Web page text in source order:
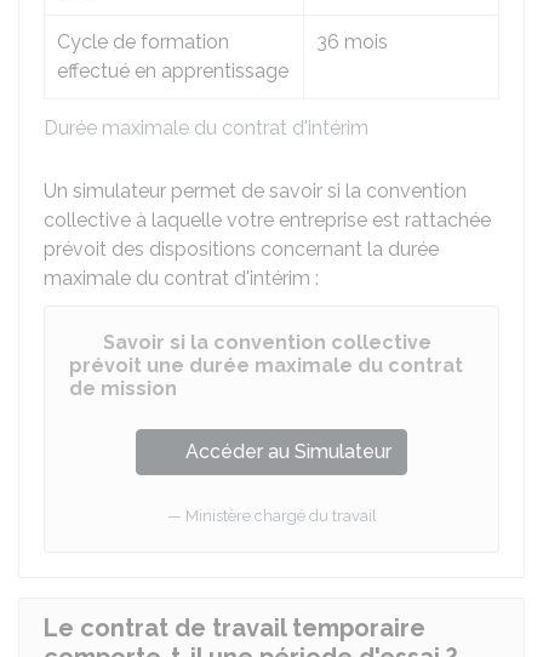
Durée maximale du contrat d'intérim
Cycle de formation
effectué en apprentissage
36 mois
Un simulateur permet de savoir si la convention
collective à laquelle votre entreprise est rattachée
prévoit des dispositions concernant la durée
maximale du contrat d'intérim :
Savoir si la convention collective
prévoit une durée maximale du contrat
de mission
Accéder au Simulateur
Ministère chargé du travail
Le contrat de travail temporaire